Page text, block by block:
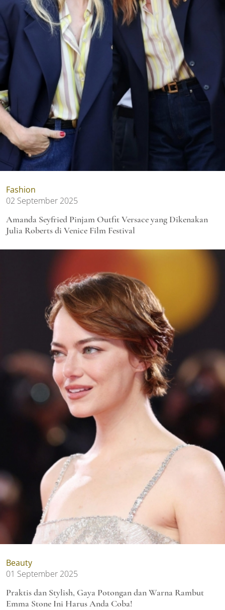
Fashion
02 September 2025
Amanda Seyfried Pinjam Outfit Versace yang Dikenakan
Julia Roberts di Venice Film Festival
Beauty
01 September 2025
Praktis dan Stylish, Gaya Potongan dan Warna Rambut
Emma Stone Ini Harus Anda Coba!